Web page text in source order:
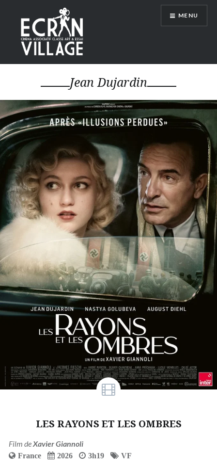
contenu
principal
ÉCRAN VILLAGE
MENU
Jean Dujardin
LES RAYONS ET LES OMBRES
Film de Xavier Giannoli
France 2026 3h19 VF